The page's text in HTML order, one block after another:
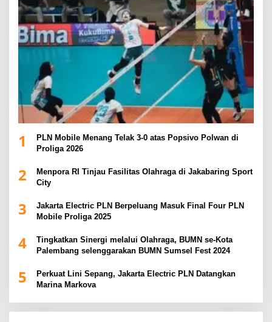
1
PLN Mobile Menang Telak 3-0 atas Popsivo Polwan di
Proliga 2026
2
Menpora RI Tinjau Fasilitas Olahraga di Jakabaring Sport
City
3
Jakarta Electric PLN Berpeluang Masuk Final Four PLN
Mobile Proliga 2025
4
Tingkatkan Sinergi melalui Olahraga, BUMN se-Kota
Palembang selenggarakan BUMN Sumsel Fest 2024
5
Perkuat Lini Sepang, Jakarta Electric PLN Datangkan
Marina Markova